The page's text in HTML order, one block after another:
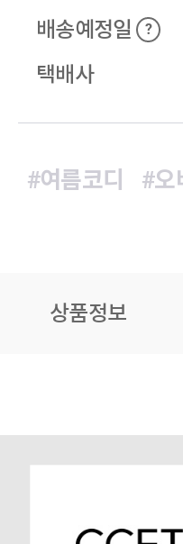
배송예정일
?
택배사
#여름코디 #오
상품정보